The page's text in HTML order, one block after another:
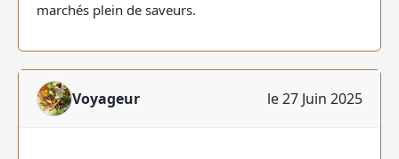
marchés plein de saveurs.
Voyageur le 27 Juin 2025